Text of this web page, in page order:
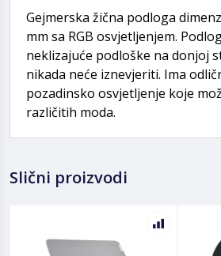
Gejmerska žična podloga
mm sa RGB osvjetljenjem.
neklizajuće podloške na donjoj
nikada neće iznevjeriti. Ima
pozadinsko osvjetljenje koje
različitih moda.
Slični proizvodi